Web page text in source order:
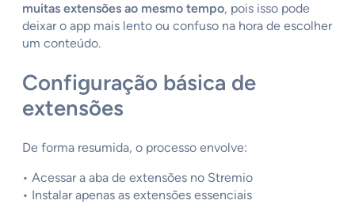
muitas extensões ao mesmo tempo, pois isso pode
deixar o app mais lento ou confuso na hora de escolher
um conteúdo.
Configuração básica de
extensões
De forma resumida, o processo envolve:
• Acessar a aba de extensões no Stremio
• Instalar apenas as extensões essenciais